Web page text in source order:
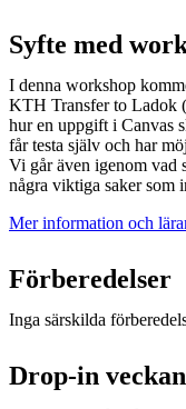
Syfte med
I denna workshop
KTH Transfer to Ladok
hur en uppgift i Canvas
får testa själv och har
Vi går även igenom vad
några viktiga saker som
Mer information och
Förberedelser
Inga särskilda
Drop-in